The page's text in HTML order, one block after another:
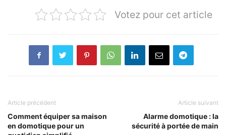
Votez pour cet article
Article précédent
Comment équiper sa maison
en domotique pour un
Article suivant
Alarme domotique : la
sécurité à portée de main